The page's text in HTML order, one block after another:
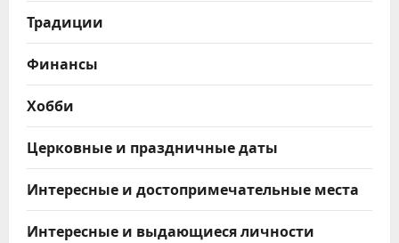
Традиции
Финансы
Хобби
Церковные и праздничные даты
Интересные и достопримечательные места
Интересные и выдающиеся личности